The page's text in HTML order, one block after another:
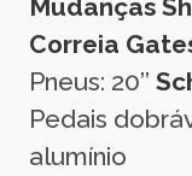
Mudanças
Correia
Pneus: 20’’
Pedais
alumínio